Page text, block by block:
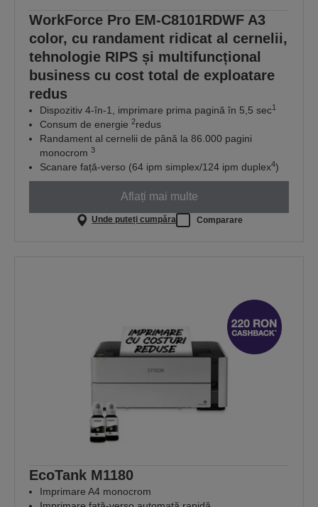
WorkForce Pro EM-C8101RDWF A3
color, cu randament ridicat al cernelii,
tehnologie RIPS și multifuncțional
business cu cost total de exploatare
redus
Dispozitiv 4-în-1, imprimare prima pagină în 5,5 sec1
Consum de energie 2redus
Randament al cernelii de până la 86.000 pagini
monocrom 3
Scanare față-verso (64 ipm simplex/124 ipm duplex4)
Aflați mai multe
Unde puteți cumpăra Comparare
EcoTank M1180
Imprimare A4 monocrom